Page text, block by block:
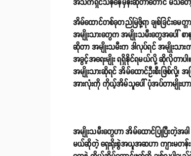
အသက်ရှင်သန်နေမှန်းဆိုတာတောင် မသိတ
အိမ်ထောင်တစ်ခုတည်မြဲဖို့ရာ ချစ်ခြင်း
အမျိုးသားတွေက အမျိုးသမီးတွေအပေါ် စာ
ဆိုတာ အမျိုးသမီးက ဒါလုပ်ရင် အမျိုးသာ
အခွင့်အရေးမျိုး ရရှိနိုင်ရမယ်လို့ ဆိုလိုတာပါ။
အမျိုးသားဆိုရင် အိမ်ထောင်ဦးစီးဖြစ်လို့၊
အားလုံးကို ကိုယ့်အိမ်သူပေါ် ပုံအပ်တာမျိုးဟ
အမျိုးသမီးတွေဟာ အိမ်ထောင်ပြုပြီးတဲ့
မယ်ဆိုတဲ့ ရှေးရိုးစွဲအယူအဆဟာ ကျားမတ